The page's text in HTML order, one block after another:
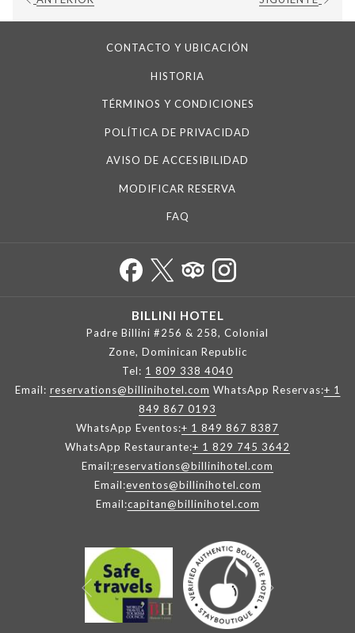
CONTACTO Y UBICACIÓN
HISTORIA
TÉRMINOS Y CONDICIONES
POLÍTICA DE PRIVACIDAD
AVISO DE ACCESIBILIDAD
MODIFICAR RESERVA
FAQ
BILLINI HOTEL
Padre Billini #256 & 258, Colonial
Zone, Dominican Republic
Tel: 1 809 338 4040
Email: reservations@billinihotel.com WhatsApp Reservas:+ 1
849 867 0193
WhatsApp Eventos:+ 1 849 867 8387
WhatsApp Restaurante:+ 1 829 745 3642
Email:reservations@billinihotel.com
Email:eventos@billinihotel.com
Email:capitan@billinihotel.com
Anterior